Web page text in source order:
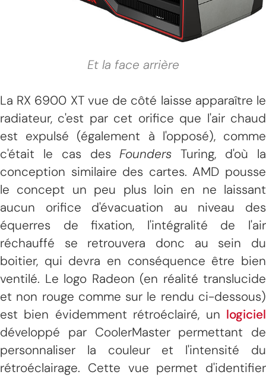
Et la face arrière
La RX 6900 XT vue de côté laisse apparaître le
radiateur, c'est par cet orifice que l'air chaud
est expulsé (également à l'opposé), comme
c'était le cas desFounders Turing, d'où la
conception similaire des cartes. AMD pousse
le concept un peu plus loin en ne laissant
aucun orifice d'évacuation au niveau des
équerres de fixation, l'intégralité de l'air
réchauffé se retrouvera donc au sein du
boitier, qui devra en conséquence être bien
ventilé. Le logo Radeon (en réalité translucide
et non rouge comme sur le rendu ci-dessous)
est bien évidemment rétroéclairé, un logiciel
développé par CoolerMaster permettant de
personnaliser la couleur et l'intensité du
rétroéclairage. Cette vue permet d'identifier